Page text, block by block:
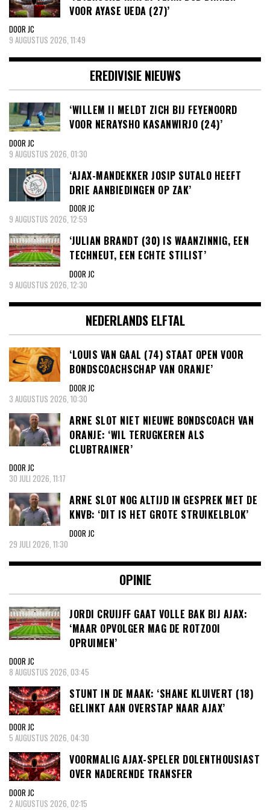
VOOR AYASE UEDA (27)’
DOOR JC
9 AUGUSTUS 2026, 11:49
EREDIVISIE NIEUWS
‘WILLEM II MELDT ZICH BIJ FEYENOORD
VOOR NERAYSHO KASANWIRJO (24)’
DOOR JC
9 AUGUSTUS 2026, 01:30
‘AJAX-MANDEKKER JOSIP SUTALO HEEFT
DRIE AANBIEDINGEN OP ZAK’
DOOR JC
9 AUGUSTUS 2026, 12:59
‘JULIAN BRANDT (30) IS WAANZINNIG, EEN
TECHNEUT, EEN ECHTE STILIST’
DOOR JC
9 AUGUSTUS 2026, 12:30
NEDERLANDS ELFTAL
‘LOUIS VAN GAAL (74) STAAT OPEN VOOR
BONDSCOACHSCHAP VAN ORANJE’
DOOR JC
3 AUGUSTUS 2026, 10:30
ARNE SLOT NIET NIEUWE BONDSCOACH VAN
ORANJE: ‘WIL TERUGKEREN ALS
CLUBTRAINER’
DOOR JC
30 JULI 2026, 11:17
ARNE SLOT NOG ALTIJD IN GESPREK MET DE
KNVB: ‘DIT IS HET GROTE STRUIKELBLOK’
DOOR JC
29 JULI 2026, 11:30
OPINIE
JORDI CRUIJFF GAAT VOLLE BAK BIJ AJAX:
‘MAAR OPVOLGER MAG DE ROTZOOI
OPRUIMEN’
DOOR JC
8 AUGUSTUS 2026, 03:45
STUNT IN DE MAAK: ‘SHANE KLUIVERT (18)
GELINKT AAN OVERSTAP NAAR AJAX’
DOOR JC
5 AUGUSTUS 2026, 04:30
VOORMALIG AJAX-SPELER DOLENTHOUSIAST
OVER NADERENDE TRANSFER
DOOR JC
2 AUGUSTUS 2026, 02:15